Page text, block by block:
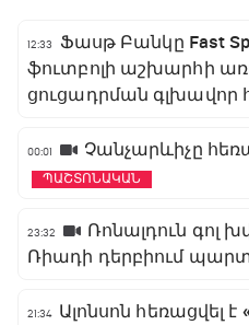
12:33
Ֆասթ Բանկը Fast
ֆուտբոլի աշխարհի
ցուցադրման գլխավոր
00:01 Չանչարևիչը
ՊԱՇՏՈՆԱԿԱՆ
23:32
Ռոնալդուն գոլ
Ռիադի դերբիում
21:34 Ալոնսոն հեռացվել